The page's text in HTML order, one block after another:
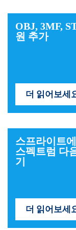
OBJ, 3MF,
원 추가
더 읽어보세
스프라이트
스펙트럼 다
기
더 읽어보세